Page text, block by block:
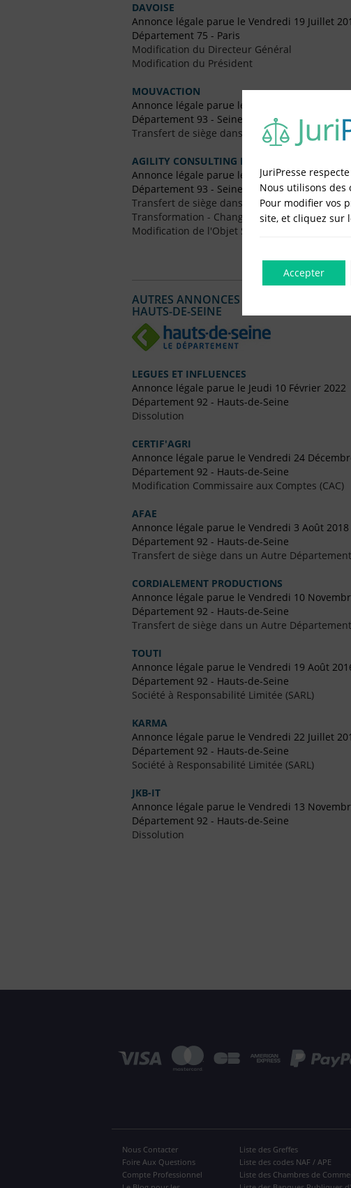
DAVOISE
Annonce légale parue le Vendredi 19 Juillet
Département 75 - Paris
Modification du Directeur Général
Modification du Président
MOUVACTION
Annonce légale parue le Vendredi 3 Mars 2017
Département 93 - Seine-Saint-Denis
Transfert de siège dans un Autre
AGILITY CONSULTING RB
Annonce légale parue le Vendredi 25 Mars
Département 93 - Seine-Saint-Denis
Transfert de siège dans un Autre
Transformation - Changement de Forme
Modification de l'Objet Social
AUTRES ANNONCES LÉGALES PUBLIÉES
HAUTS-DE-SEINE
LEGUES ET INFLUENCES
Annonce légale parue le Jeudi 10 Février 2022
Département 92 - Hauts-de-Seine
Dissolution
CERTIF'AGRI
Annonce légale parue le Vendredi 24
Département 92 - Hauts-de-Seine
Modification Commissaire aux Comptes (CAC)
AFAE
Annonce légale parue le Vendredi 3 Août 2018
Département 92 - Hauts-de-Seine
Transfert de siège dans un Autre
CORDIALEMENT PRODUCTIONS
Annonce légale parue le Vendredi 10
Département 92 - Hauts-de-Seine
Transfert de siège dans un Autre
TOUTI
Annonce légale parue le Vendredi 19 Août
Département 92 - Hauts-de-Seine
Société à Responsabilité Limitée (SARL)
KARMA
Annonce légale parue le Vendredi 22 Juillet
Département 92 - Hauts-de-Seine
Société à Responsabilité Limitée (SARL)
JKB-IT
Annonce légale parue le Vendredi 13
Département 92 - Hauts-de-Seine
Dissolution
Nous Contacter
Foire Aux Questions
Compte Professionnel
Liste des Greffes
Liste des codes NAF / APE
Liste des Chambres de
JuriPresse
Nous utilisons des
Pour modifier vos
site, et cliquez sur
Accepter